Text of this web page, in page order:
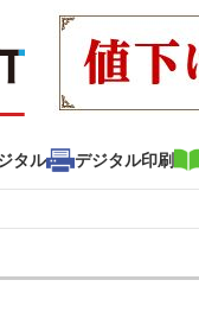
タル デジタル印刷
事 動画コンテンツ